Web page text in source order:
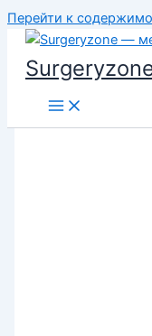
Перейти к